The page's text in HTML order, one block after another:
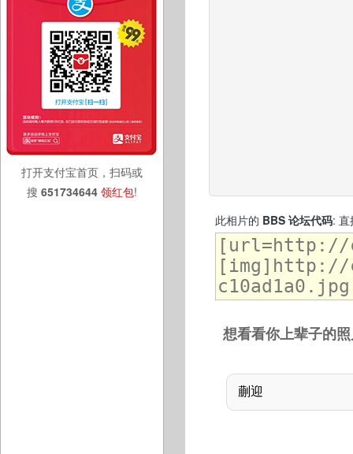
打开支付宝首页，扫码或
搜 651734644 领红包!
此相片的 BBS 论坛代码: 直
想看看你上辈子的